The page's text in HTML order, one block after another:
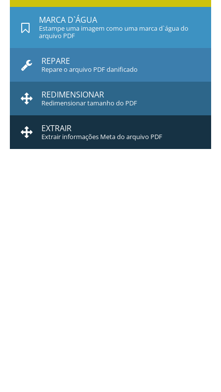
MARCA D`ÁGUA
Estampe uma imagem como uma marca d`água do
arquivo PDF
REPARE
Repare o arquivo PDF danificado
REDIMENSIONAR
Redimensionar tamanho do PDF
EXTRAIR
Extrair informações Meta do arquivo PDF